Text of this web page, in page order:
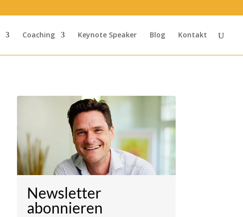
Coaching Keynote Speaker Blog Kontakt
Newsletter
abonnieren